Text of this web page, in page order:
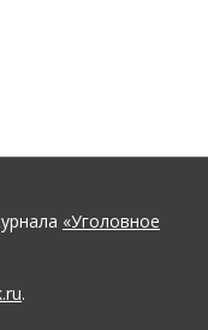
«Уголовное
.